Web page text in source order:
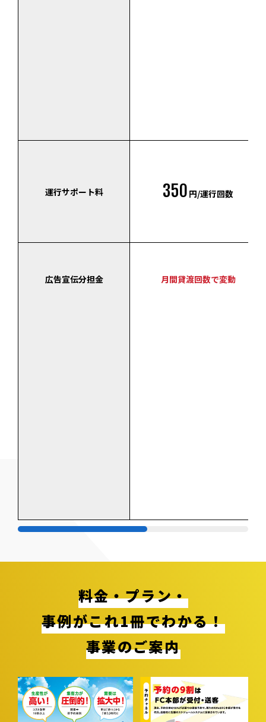
運行サポート料 350 円/運行回数
広告宣伝分担金 月間貸渡回数で変動
料金・プラン・
事例がこれ1冊でわかる！
事業のご案内